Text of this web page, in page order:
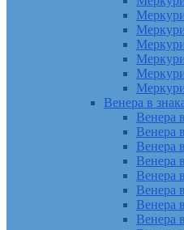
Венера в
Венера
Венера
Венера
Венера
Венера
Венера
Венера
Венера